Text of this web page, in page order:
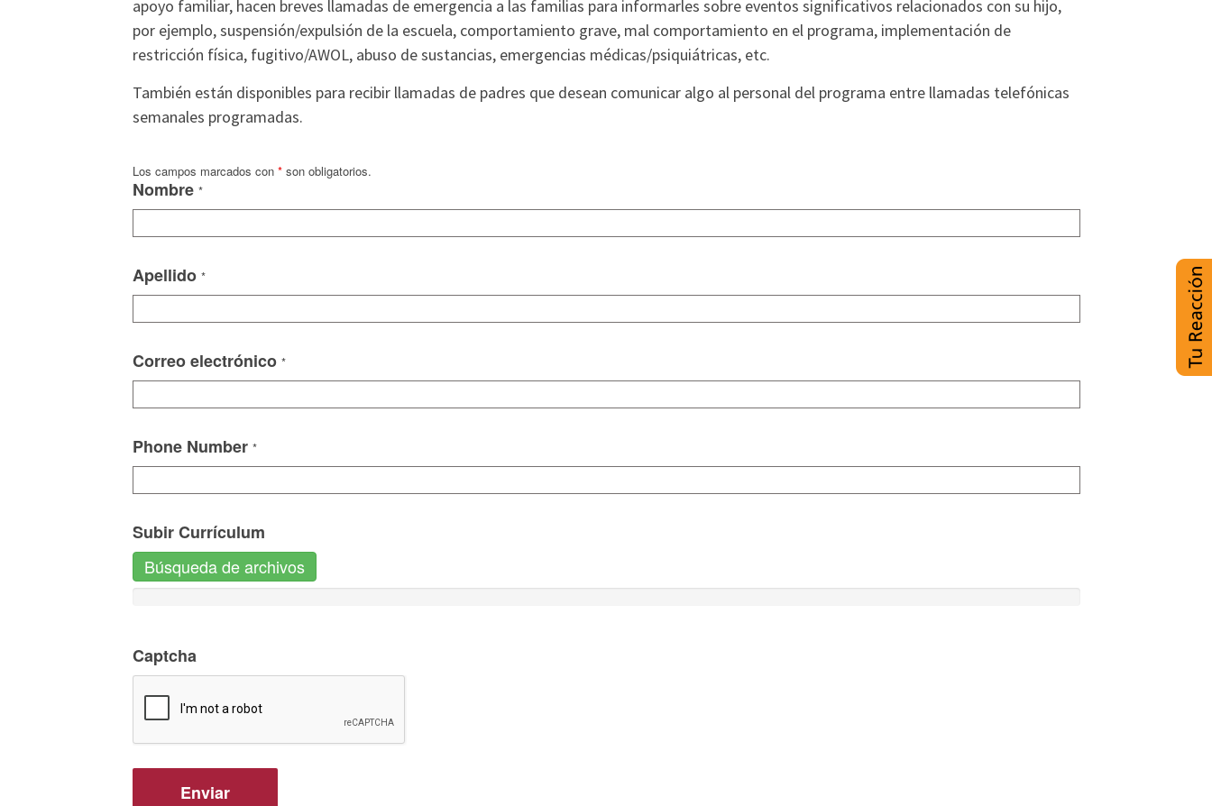
apoyo familiar, hacen breves llamadas de emergencia a las familias para informarles sobre eventos significativos relacionados con su hijo,
por ejemplo, suspensión/expulsión de la escuela, comportamiento grave, mal comportamiento en el programa, implementación de
restricción física, fugitivo/AWOL, abuso de sustancias, emergencias médicas/psiquiátricas, etc.
También están disponibles para recibir llamadas de padres que desean comunicar algo al personal del programa entre llamadas telefónicas
semanales programadas.
Los campos marcados con * son obligatorios.
Nombre *
Apellido *
Correo electrónico *
Phone Number *
Subir Currículum
Búsqueda de archivos
Captcha